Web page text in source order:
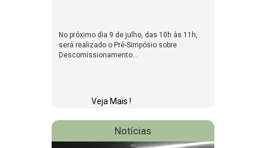
No próximo dia 9 de julho, das 10h às 11h,
será realizado o Pré-Simpósio sobre
Descomissionamento...
Veja Mais !
Notícias